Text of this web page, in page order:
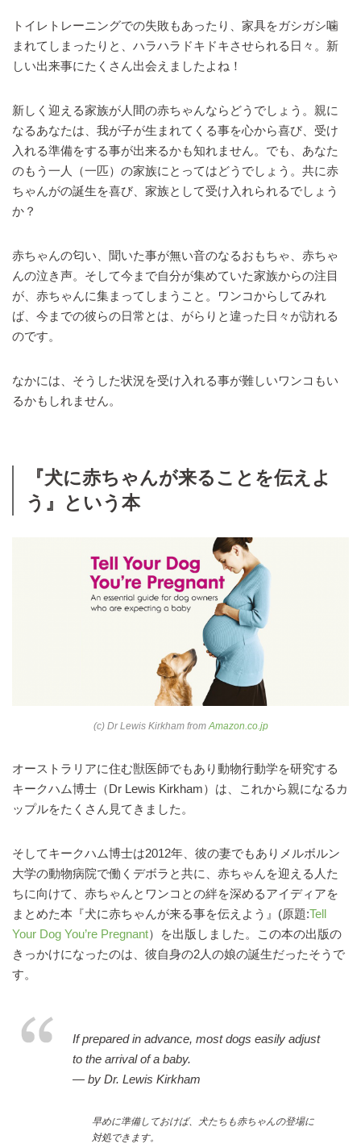
トイレトレーニングでの失敗もあったり、家具をガシガシ噛
まれてしまったりと、ハラハラドキドキさせられる日々。新
しい出来事にたくさん出会えましたよね！
新しく迎える家族が人間の赤ちゃんならどうでしょう。親に
なるあなたは、我が子が生まれてくる事を心から喜び、受け
入れる準備をする事が出来るかも知れません。でも、あなた
のもう一人（一匹）の家族にとってはどうでしょう。共に赤
ちゃんがの誕生を喜び、家族として受け入れられるでしょう
か？
赤ちゃんの匂い、聞いた事が無い音のなるおもちゃ、赤ちゃ
んの泣き声。そして今まで自分が集めていた家族からの注目
が、赤ちゃんに集まってしまうこと。ワンコからしてみれ
ば、今までの彼らの日常とは、がらりと違った日々が訪れる
のです。
なかには、そうした状況を受け入れる事が難しいワンコもい
るかもしれません。
『犬に赤ちゃんが来ることを伝えよ
う』という本
(c) Dr Lewis Kirkham from Amazon.co.jp
オーストラリアに住む獣医師でもあり動物行動学を研究する
キークハム博士（Dr Lewis Kirkham）は、これから親になるカ
ップルをたくさん見てきました。
そしてキークハム博士は2012年、彼の妻でもありメルボルン
大学の動物病院で働くデボラと共に、赤ちゃんを迎える人た
ちに向けて、赤ちゃんとワンコとの絆を深めるアイディアを
まとめた本『犬に赤ちゃんが来る事を伝えよう』(原題:Tell
Your Dog You’re Pregnant）を出版しました。この本の出版の
きっかけになったのは、彼自身の2人の娘の誕生だったそうで
す。
If prepared in advance, most dogs easily adjust
to the arrival of a baby.
— by Dr. Lewis Kirkham
早めに準備しておけば、犬たちも赤ちゃんの登場に
対処できます。